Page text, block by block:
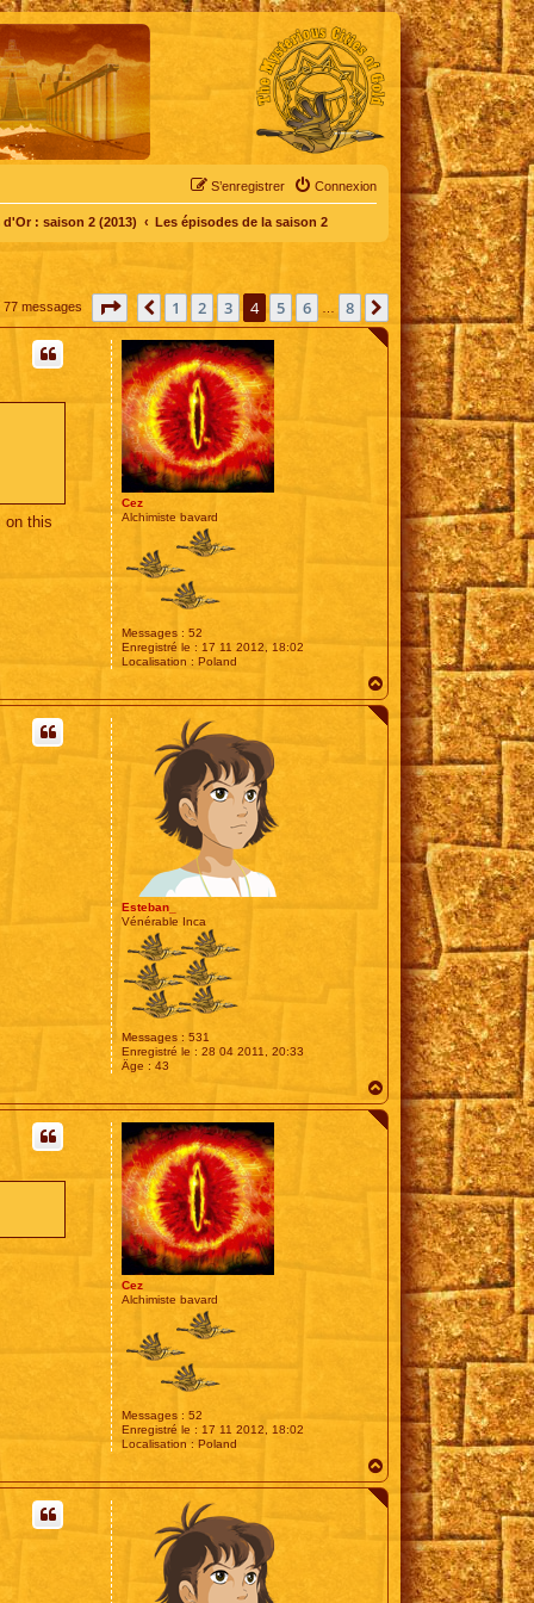
Connexion
S’enregistrer
: saison 2 (2013) Les épisodes de la saison 2
77 messages Page sur8
Précédente
1 2 3 4 5 6 8 Suivante
Cez
Alchimiste bavard
Messages : 52
Enregistré le : 17 11 2012, 18:02
Localisation : Poland
on this
a
u
Esteban_
Vénérable Inca
Messages : 531
Enregistré le : 28 04 2011, 20:33
Âge : 43
a
u
Cez
Alchimiste bavard
Messages : 52
Enregistré le : 17 11 2012, 18:02
Localisation : Poland
a
u